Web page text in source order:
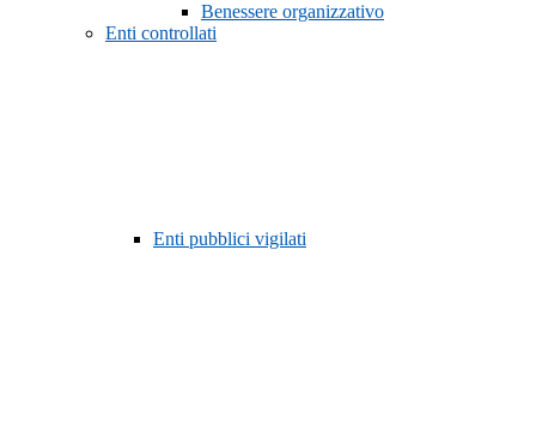
Benessere organizzativo
Enti controllati
Enti pubblici vigilati